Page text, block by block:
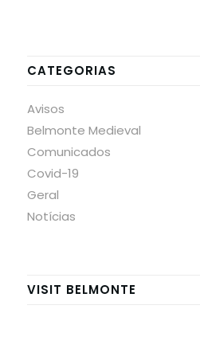
CATEGORIAS
Avisos
Belmonte Medieval
Comunicados
Covid-19
Geral
Notícias
VISIT BELMONTE